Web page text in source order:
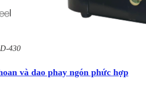
430
và dao phay ngón phức hợp